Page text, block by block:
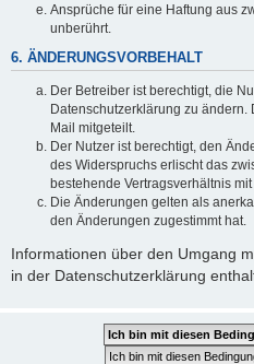
Ansprüche für eine Haftung aus
unberührt.
6. ÄNDERUNGSVORBEHALT
Der Betreiber ist berechtigt, die
Datenschutzerklärung zu
Mail mitgeteilt.
Der Nutzer ist berechtigt, den
des Widerspruchs erlischt das
bestehende Vertragsverhältnis
Die Änderungen gelten als
den Änderungen zugestimmt hat.
Informationen über den Umgang
in der Datenschutzerklärung